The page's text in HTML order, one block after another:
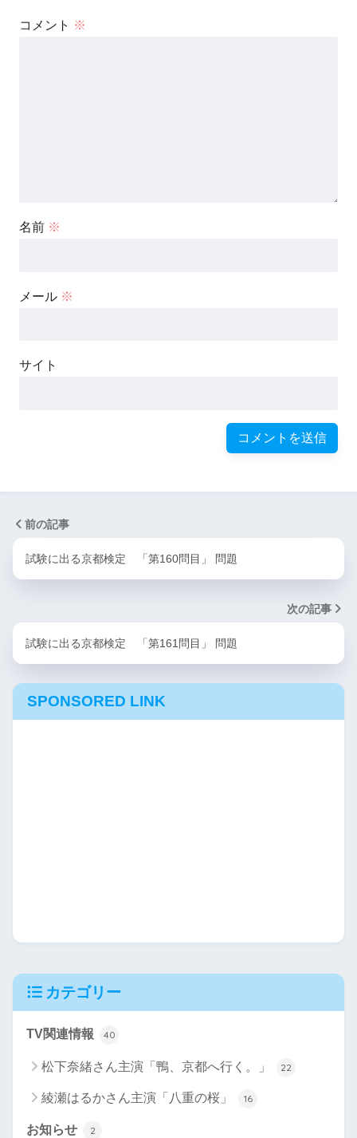
コメント ※
名前 ※
メール ※
サイト
前の記事
試験に出る京都検定 「第160問目」 問題
次の記事
試験に出る京都検定 「第161問目」 問題
SPONSORED LINK
カテゴリー
TV関連情報 40
松下奈緒さん主演「鴨、京都へ行く。」 22
綾瀬はるかさん主演「八重の桜」 16
お知らせ 2